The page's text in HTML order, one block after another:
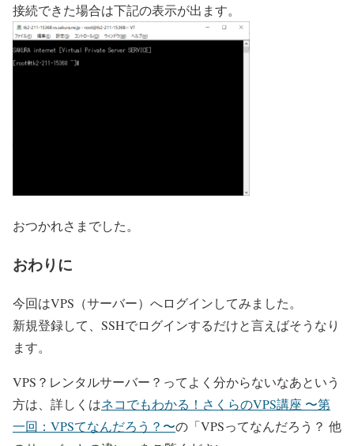
接続できた場合は下記の表示が出ます。
おつかれさまでした。
おわりに
今回はVPS（サーバー）へログインしてみました。
新規登録して、SSHでログインするだけと言えばそうなり
ます。
VPS？レンタルサーバー？ってよく分からないなあという
方は、詳しくはネコでもわかる！さくらのVPS講座 〜第
一回：VPSてなんだろう？〜の「VPSってなんだろう？ 他